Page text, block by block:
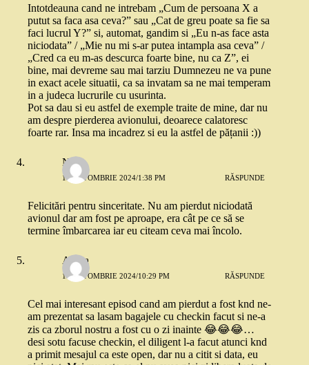
Intotdeauna cand ne intrebam „Cum de persoana X a
putut sa faca asa ceva?” sau „Cat de greu poate sa fie sa
faci lucrul Y?” si, automat, gandim si „Eu n-as face asta
niciodata” / „Mie nu mi s-ar putea intampla asa ceva” /
„Cred ca eu m-as descurca foarte bine, nu ca Z”, ei
bine, mai devreme sau mai tarziu Dumnezeu ne va pune
in exact acele situatii, ca sa invatam sa ne mai temperam
in a judeca lucrurile cu usurinta.
Pot sa dau si eu astfel de exemple traite de mine, dar nu
am despre pierderea avionului, deoarece calatoresc
foarte rar. Insa ma incadrez si eu la astfel de pățanii :))
Nabe
10 OCTOMBRIE 2024/1:38 PM RĂSPUNDE
Felicitări pentru sinceritate. Nu am pierdut niciodată
avionul dar am fost pe aproape, era cât pe ce să se
termine îmbarcarea iar eu citeam ceva mai încolo.
Adina
10 OCTOMBRIE 2024/10:29 PM RĂSPUNDE
Cel mai interesant episod cand am pierdut a fost knd ne-
am prezentat sa lasam bagajele cu checkin facut si ne-a
zis ca zborul nostru a fost cu o zi inainte 😂😂😂…
desi sotu facuse checkin, el diligent l-a facut atunci knd
a primit mesajul ca este open, dar nu a citit si data, eu